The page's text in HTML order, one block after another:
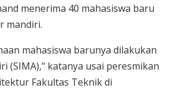
menerima 40 mahasiswa baru
mandiri.
mahasiswa barunya dilakukan
(SIMA)," katanya usai peresmikan
Fakultas Teknik di